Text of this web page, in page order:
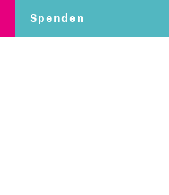
Spenden